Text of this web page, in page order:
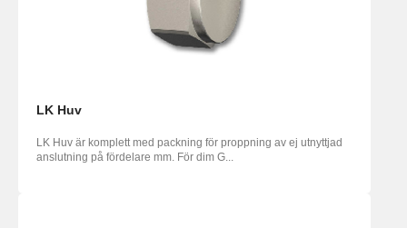
LK Huv
LK Huv är komplett med packning för proppning av ej utnyttjad
anslutning på fördelare mm. För dim G...